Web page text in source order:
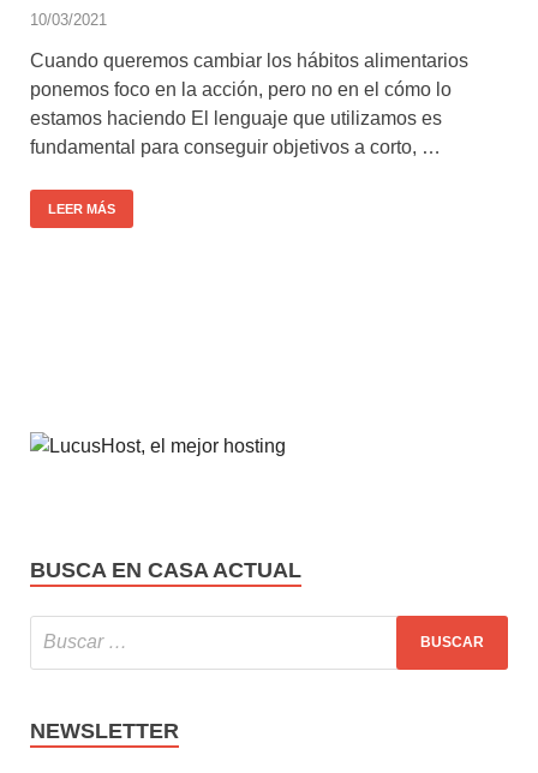
10/03/2021
Cuando queremos cambiar los hábitos alimentarios
ponemos foco en la acción, pero no en el cómo lo
estamos haciendo El lenguaje que utilizamos es
fundamental para conseguir objetivos a corto, …
LEER MÁS
BUSCA EN CASA ACTUAL
NEWSLETTER